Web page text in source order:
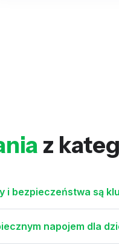
z
i bezpieczeństwa są
napojem dla